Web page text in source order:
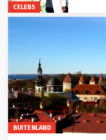
CELEBS
BUITENLAND